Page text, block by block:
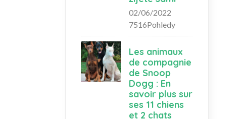
02/06/2022
7516Pohledy
Les animaux
de compagnie
de Snoop
Dogg : En
savoir plus sur
ses 11 chiens
et 2 chats